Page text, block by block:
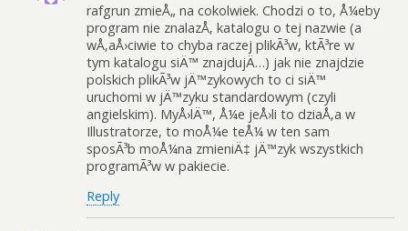
rafgrun zmieÅ„ na cokolwiek. Chodzi o to, Å¼eby
program nie znalazÅ‚ katalogu o tej nazwie (a
wÅ‚aÅ›ciwie to chyba raczej plikÃ³w, ktÃ³re w
tym katalogu siÄ™ znajdujÄ…) jak nie znajdzie
polskich plikÃ³w jÄ™zykowych to ci siÄ™
uruchomi w jÄ™zyku standardowym (czyli
angielskim). MyÅ›lÄ™, Å¼e jeÅ›li to dziaÅ‚a w
Illustratorze, to moÅ¼e teÅ¼ w ten sam
sposÃ³b moÅ¼na zmieniÄ‡ jÄ™zyk wszystkich
programÃ³w w pakiecie.
Reply